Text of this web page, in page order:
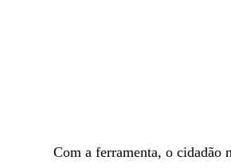
Com a ferramenta, o cidadão